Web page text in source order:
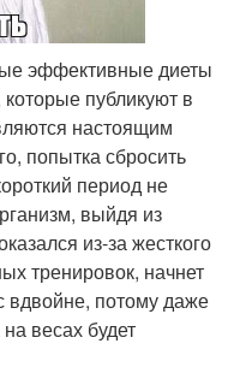
эффективные диеты
публикуют в
настоящим
попытка сбросить
период не
выйдя из
из-за жесткого
тренировок, начнет
вдвойне, потому даже
весах будет